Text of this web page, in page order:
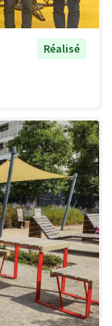
Réalisé